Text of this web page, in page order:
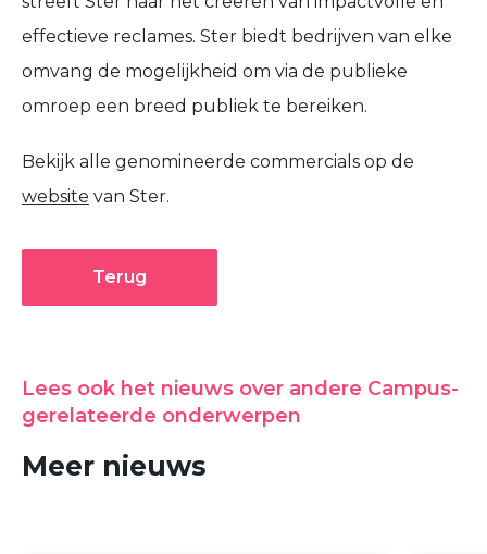
effectieve reclames. Ster biedt bedrijven van elke
omvang de mogelijkheid om via de publieke
omroep een breed publiek te bereiken.
Bekijk alle genomineerde commercials op de
website van Ster.
Terug
Lees ook het nieuws over andere Campus-
gerelateerde onderwerpen
Meer nieuws